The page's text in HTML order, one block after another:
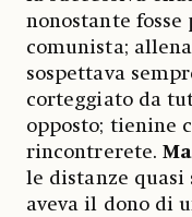
nonostante
comunista;
sospettava
corteggiato da
opposto; tienine
rincontrerete.
le distanze quasi
aveva il dono di